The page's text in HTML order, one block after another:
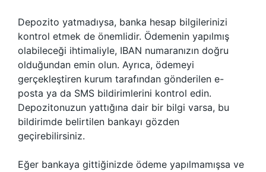
Depozito yatmadıysa, banka hesap bilgilerinizi
kontrol etmek de önemlidir. Ödemenin yapılmış
olabileceği ihtimaliyle, IBAN numaranızın doğru
olduğundan emin olun. Ayrıca, ödemeyi
gerçekleştiren kurum tarafından gönderilen e-
posta ya da SMS bildirimlerini kontrol edin.
Depozitonuzun yattığına dair bir bilgi varsa, bu
bildirimde belirtilen bankayı gözden
geçirebilirsiniz.
Eğer bankaya gittiğinizde ödeme yapılmamışsa ve